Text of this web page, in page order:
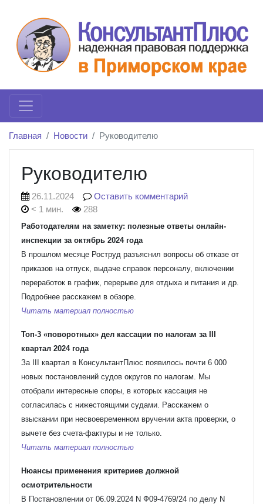
Главная Новости Руководителю
Руководителю
26.11.2024
Оставить комментарий
< 1 мин.
288
Работодателям на заметку: полезные ответы онлайн-
инспекции за октябрь 2024 года
В прошлом месяце Роструд разъяснил вопросы об отказе от
приказов на отпуск, выдаче справок персоналу, включении
переработок в график, перерыве для отдыха и питания и др.
Подробнее расскажем в обзоре.
Читать материал полностью
Топ-3 «поворотных» дел кассации по налогам за III
квартал 2024 года
За III квартал в КонсультантПлюс появилось почти 6 000
новых постановлений судов округов по налогам. Мы
отобрали интересные споры, в которых кассация не
согласилась с нижестоящими судами. Расскажем о
взыскании при несвоевременном вручении акта проверки, о
вычете без счета-фактуры и не только.
Читать материал полностью
Нюансы применения критериев должной
осмотрительности
В Постановлении от 06.09.2024 N Ф09-4769/24 по делу N